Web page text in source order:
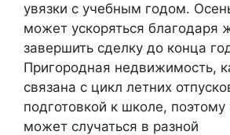
увязки с учебным годом.
может ускоряться благодаря
завершить сделку до конца
Пригородная недвижимость,
связана с цикл летних
подготовкой к школе, поэтому
может случаться в разной